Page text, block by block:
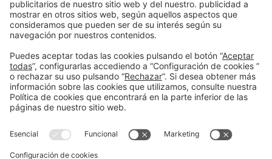
Gerente Vital Sandwich
Gerente Vital Sandwich